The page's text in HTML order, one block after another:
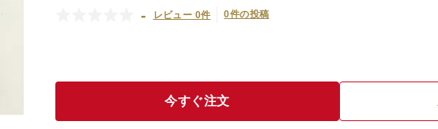
- レビュー 0件 0件の投稿
今すぐ注文